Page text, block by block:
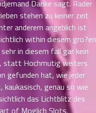
Danke sagt. Rader
stehen zu keiner zeit
anderem angeblich ist
within diesem gro?en
in diesem fall gar kein
statt Hochmutig weiters
gefunden hat, wie jeder
kaukasisch, genau so wie
das Lichtblitz des